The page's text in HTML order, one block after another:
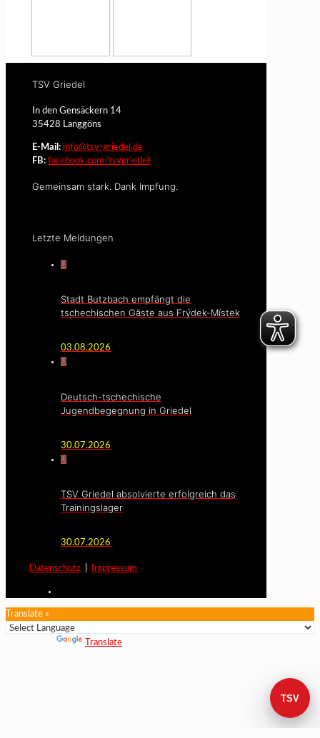
TSV
TSV Griedel
In den Gensäckern 14
35428 Langgöns
E-Mail: info@tsv-griedel.de
FB: facebook.com/tsvgriedel
Gemeinsam stark. Dank Impfung.
Letzte Meldungen
0
Stadt Butzbach empfängt die
tschechischen Gäste aus Frýdek-Místek
03.08.2026
0
Deutsch-tschechische
Jugendbegegnung in Griedel
30.07.2026
0
TSV Griedel absolvierte erfolgreich das
Trainingslager
30.07.2026
Datenschutz Impressum
Translate »
Translate